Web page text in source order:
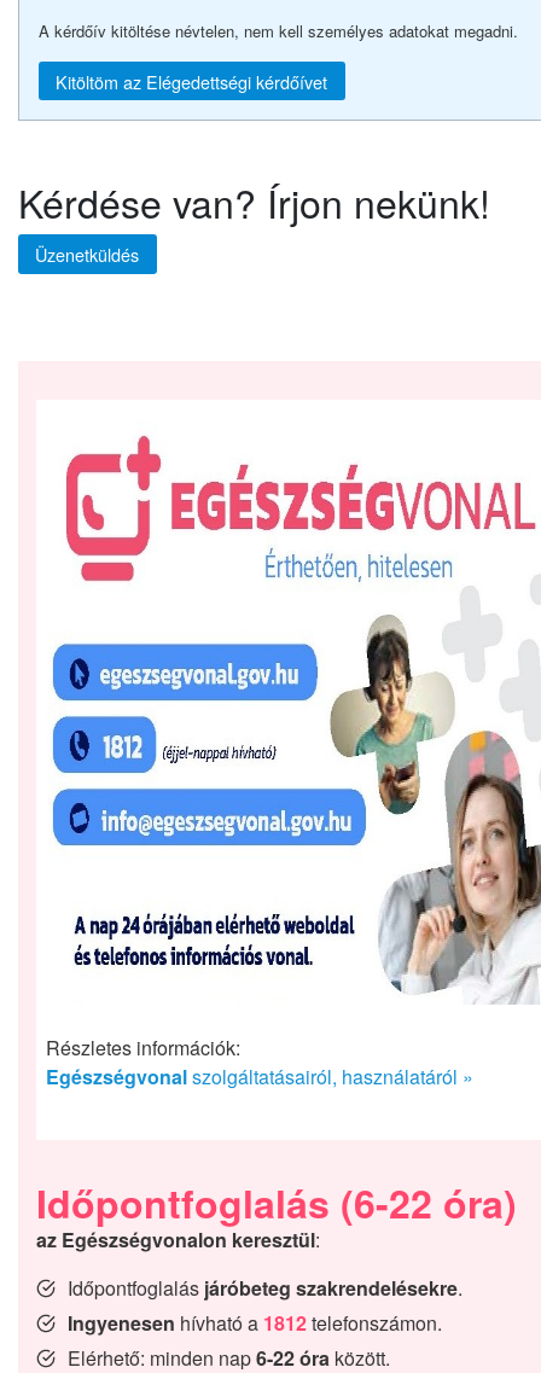
A kérdőív kitöltése névtelen, nem kell személyes adatokat megadni.
Kitöltöm az Elégedettségi kérdőívet
Kérdése van? Írjon nekünk!
Üzenetküldés
Részletes információk:
Egészségvonalszolgáltatásairól, használatáról »
Időpontfoglalás (6-22 óra)
az Egészségvonalon keresztül:
Időpontfoglalás járóbeteg szakrendelésekre.
Ingyenesen hívható a 1812telefonszámon.
Elérhető: minden nap6-22 óra között.